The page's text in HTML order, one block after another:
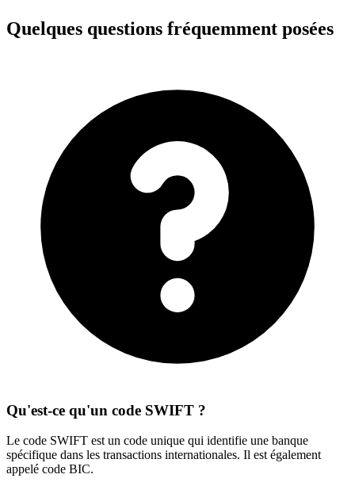
Quelques questions fréquemment posées
Qu'est-ce qu'un code SWIFT ?
Le code SWIFT est un code unique qui identifie une banque
spécifique dans les transactions internationales. Il est également
appelé code BIC.